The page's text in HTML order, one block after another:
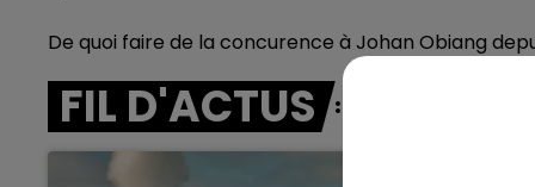
11h00 - 16h00
LE WEEK-END CHAMPAGNE FM
De quoi faire de la concurence à Johan Obiang
FIL D'ACTUS